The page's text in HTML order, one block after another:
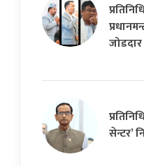
सेन्टर’